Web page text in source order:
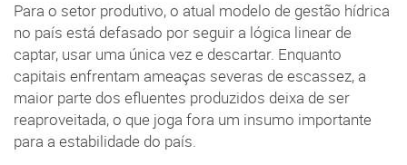
Para o setor produtivo, o atual modelo de gestão hídrica
no país está defasado por seguir a lógica linear de
captar, usar uma única vez e descartar. Enquanto
capitais enfrentam ameaças severas de escassez, a
maior parte dos efluentes produzidos deixa de ser
reaproveitada, o que joga fora um insumo importante
para a estabilidade do país.